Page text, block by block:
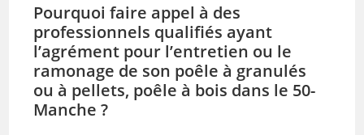
Pourquoi faire appel à des
professionnels qualifiés ayant
l’agrément pour l’entretien ou le
ramonage de son poêle à granulés
ou à pellets, poêle à bois dans le 50-
Manche ?